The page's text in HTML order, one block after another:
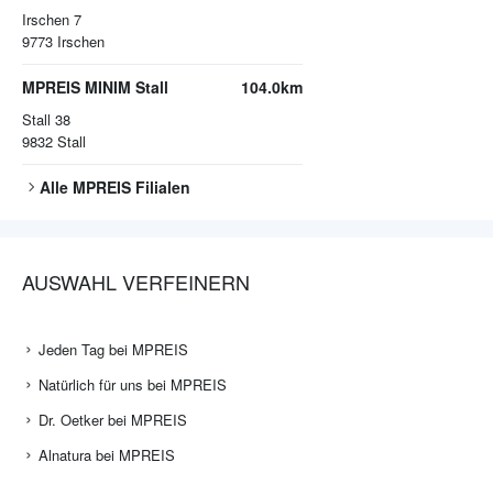
Irschen 7
9773 Irschen
MPREIS MINIM Stall
Stall 38
9832 Stall
104.0km
Alle MPREIS Filialen
AUSWAHL VERFEINERN
Jeden Tag bei MPREIS
Natürlich für uns bei MPREIS
Dr. Oetker bei MPREIS
Alnatura bei MPREIS